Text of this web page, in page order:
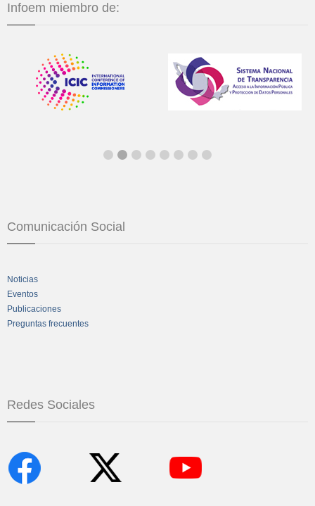
Infoem miembro de:
Comunicación Social
Noticias
Eventos
Publicaciones
Preguntas frecuentes
Redes Sociales